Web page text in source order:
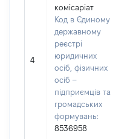
4
комісаріат
Код в Єдиному
державному
реєстрі
юридичних
осіб, фізичних
осіб –
підприємців та
громадських
формувань:
8536958